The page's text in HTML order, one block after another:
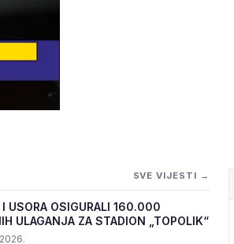
SVE VIJESTI →
USORA OSIGURALI 160.000
ULAGANJA ZA STADION „TOPOLIK“